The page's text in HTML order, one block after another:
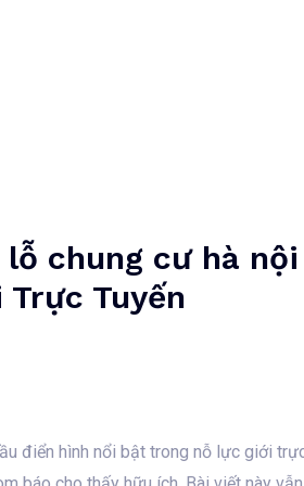
chung cư hà
Trực Tuyến
điển hình nổi bật trong nỗ lực giới